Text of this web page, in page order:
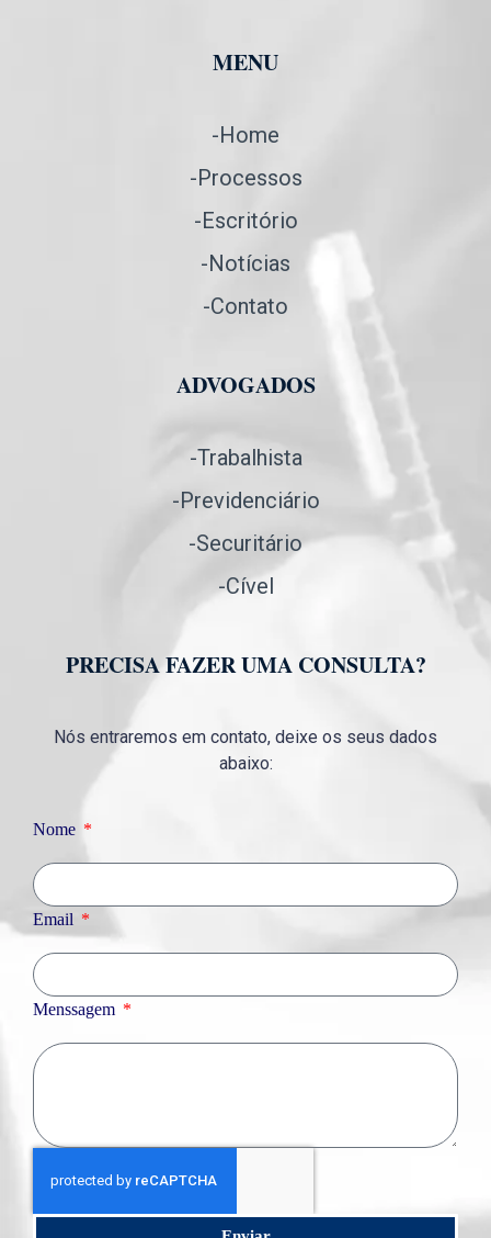
MENU
-Home
-Processos
-Escritório
-Notícias
-Contato
ADVOGADOS
-Trabalhista
-Previdenciário
-Securitário
-Cível
PRECISA FAZER UMA CONSULTA?
Nós entraremos em contato, deixe os seus dados
abaixo:
Nome
Email
Menssagem